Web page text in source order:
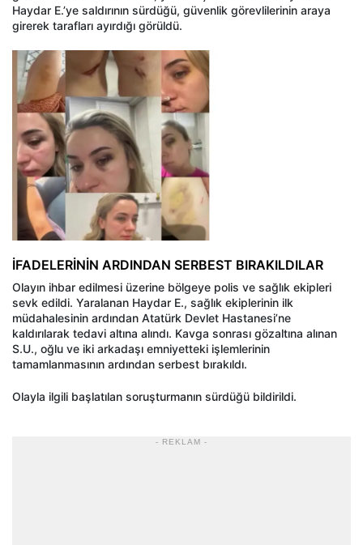
Haydar E.’ye saldırının sürdüğü, güvenlik görevlilerinin araya
girerek tarafları ayırdığı görüldü.
İFADELERİNİN ARDINDAN SERBEST BIRAKILDILAR
Olayın ihbar edilmesi üzerine bölgeye polis ve sağlık ekipleri
sevk edildi. Yaralanan Haydar E., sağlık ekiplerinin ilk
müdahalesinin ardından Atatürk Devlet Hastanesi’ne
kaldırılarak tedavi altına alındı. Kavga sonrası gözaltına alınan
S.U., oğlu ve iki arkadaşı emniyetteki işlemlerinin
tamamlanmasının ardından serbest bırakıldı.
Olayla ilgili başlatılan soruşturmanın sürdüğü bildirildi.
- REKLAM -